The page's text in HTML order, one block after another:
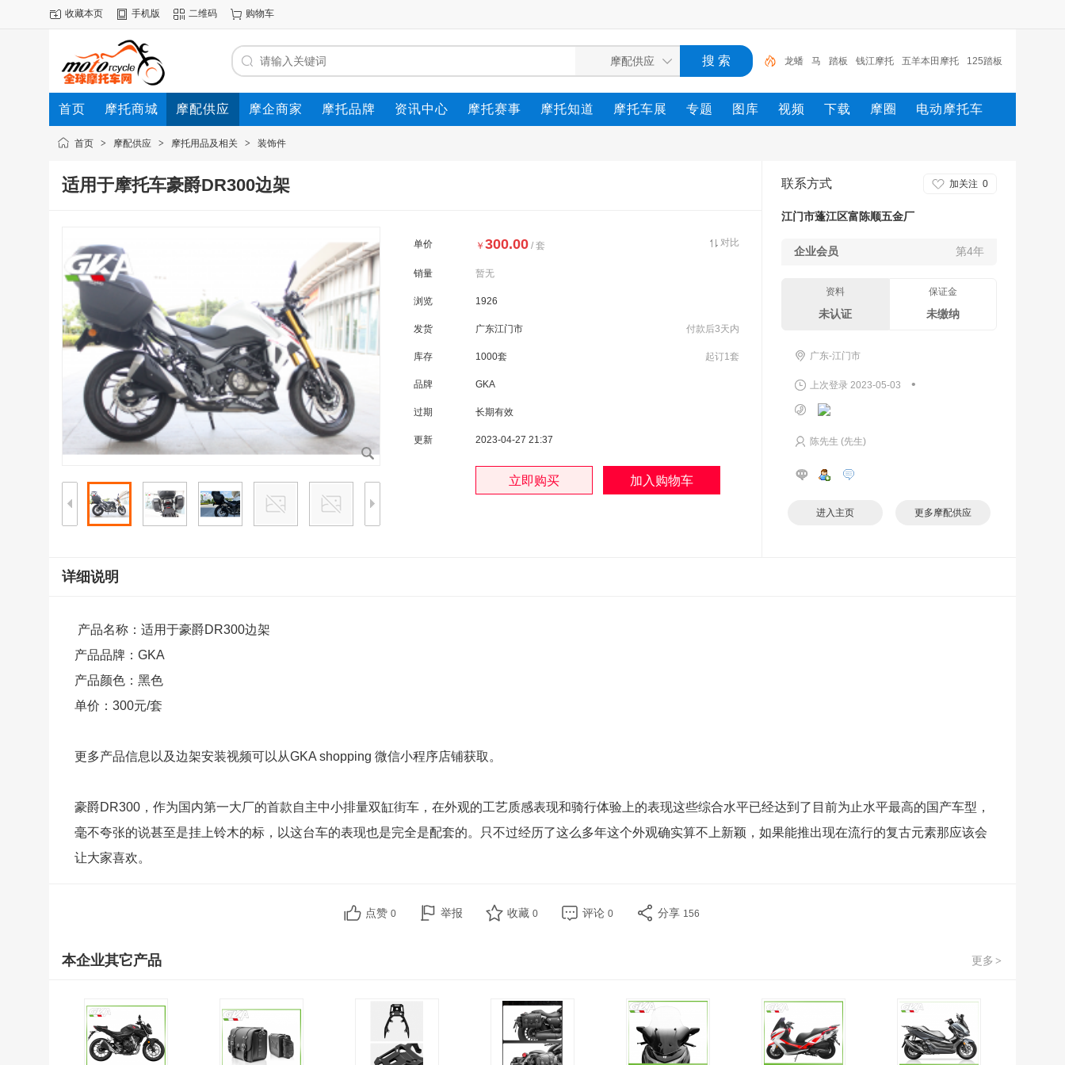
收藏本页 手机版 二维码 购物车
龙蟠 马 踏板 钱江摩托 五羊本田摩托 125踏板
摩托车 新大洲 摩托 电动车 摩托车
首页 摩托商城 摩配供应 摩企商家 摩托品牌 资讯中心 摩托赛事 摩托知道 摩托车展 专题 图库 视频 下载 摩圈 电动摩托车
动态首页 > 摩配供应 > 摩托用品及相关 > 装饰件
适用于摩托车豪爵DR300边架
单价 ￥ 300.00 / 套 对比
销量 暂无
浏览 1926
发货 广东江门市 付款后3天内
库存 1000套 起订1套
品牌 GKA
过期 长期有效
更新 2023-04-27 21:37
联系方式 加关注 0
江门市蓬江区富陈顺五金厂
企业会员 第4年
资料
未认证
保证金
未缴纳
广东-江门市
上次登录 2023-05-03 •
陈先生 (先生)
进入主页 更多摩配供应
详细说明
产品名称：适用于豪爵DR300边架
产品品牌：GKA
产品颜色：黑色
单价：300元/套
更多产品信息以及边架安装视频可以从GKA shopping 微信小程序店铺获取。
豪爵DR300，作为国内第一大厂的首款自主中小排量双缸街车，在外观的工艺质感表现和骑行体验上的表现这些综合水平已经达到了目前为止水平最高的国产车型，
毫不夸张的说甚至是挂上铃木的标，以这台车的表现也是完全是配套的。只不过经历了这么多年这个外观确实算不上新颖，如果能推出现在流行的复古元素那应该会
让大家喜欢。
点赞 0 举报 收藏 0 评论 0 分享 156
更多 >
本企业其它产品